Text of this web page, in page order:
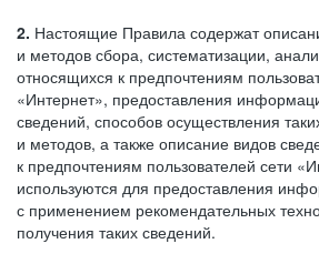
2. Настоящие Правила содержат
и методов сбора, систематизации,
относящихся к предпочтениям
«Интернет», предоставления
сведений, способов осуществления
и методов, а также описание видов
к предпочтениям пользователей сети
используются для предоставления
с применением рекомендательных
получения таких сведений.